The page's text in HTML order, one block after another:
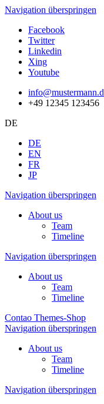
Navigation überspringen
Facebook
Twitter
Linkedin
Xing
Youtube
+49 12345 123456
DE
DE
EN
FR
JP
Navigation überspringen
About us
Team
Timeline
Navigation überspringen
About us
Team
Timeline
Contao Themes-Shop
Navigation überspringen
About us
Team
Timeline
Navigation überspringen